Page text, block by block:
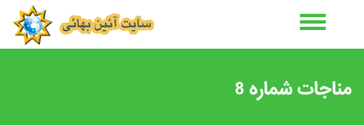
مناجات شماره 8